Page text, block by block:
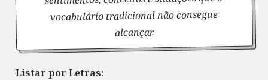
vocabulário tradicional não consegue
alcançar.
Listar por Letras: